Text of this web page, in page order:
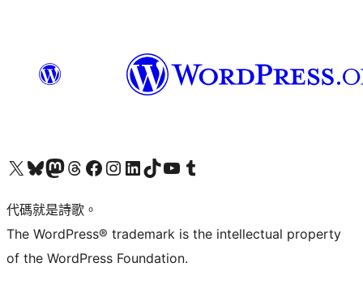
Visit our X (formerly Twitter) account
Visit our Bluesky account
Visit our Mastodon account
Visit our Threads account
訪問我們的 Facebook 專頁Visit our Instagram account
Visit our LinkedIn account
Visit our TikTok account
Visit our YouTube channel
Visit our Tumblr account
代碼就是詩歌。
The WordPress® trademark is the intellectual property
of the WordPress Foundation.